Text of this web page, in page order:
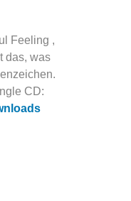
Feeling ,
das, was
CD: